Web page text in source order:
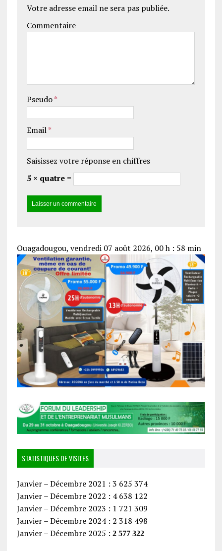
Votre adresse email ne sera pas publiée.
Commentaire
Pseudo*
Email*
Saisissez votre réponse en chiffres
5 × quatre =
Ouagadougou, vendredi 07 août 2026, 00 h : 58 min
STATISTIQUES DE VISITES
Janvier – Décembre 2021 : 3 625 374
Janvier – Décembre 2022 : 4 638 122
Janvier – Décembre 2023 : 1 721 309
Janvier – Décembre 2024 : 2 318 498
Janvier – Décembre 2025 : 2 577 322